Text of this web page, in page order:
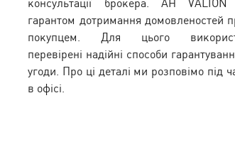
консультації брокера. АН VALION
гарантом дотримання домовленостей
покупцем. Для цього
перевірені надійні способи
угоди. Про ці деталі ми розповімо під
в офісі.